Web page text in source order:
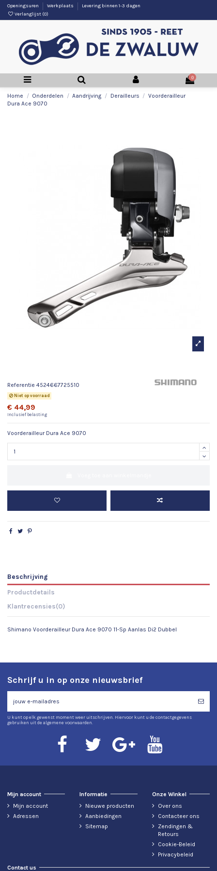
Openingsuren Werkplaats
Levering binnen 1-3 dagen
Verlanglijst (0)
0
Home Onderdelen Aandrijving Derailleurs
Voorderailleur
Dura Ace 9070
Referentie 4524667725510
Niet op voorraad
€ 44,99
Inclusief belasting
Voorderailleur Dura Ace 9070
Beschrijving
Productdetails
Klantrecensies(0)
Shimano Voorderailleur Dura Ace 9070 11-Sp Aanlas Di2 Dubbel
Schrijf u in op onze nieuwsbrief
U kunt op elk gewenst moment weer uitschrijven. Hiervoor kunt u de contactgegevens
gebruiken uit de algemene voorwaarden.
Mijn account
Mijn account
Adressen
Informatie
Nieuwe producten
Aanbiedingen
Sitemap
Onze Winkel
Over ons
Contacteer ons
Zendingen &
Retours
Cookie-Beleid
Privacybeleid
Contact us